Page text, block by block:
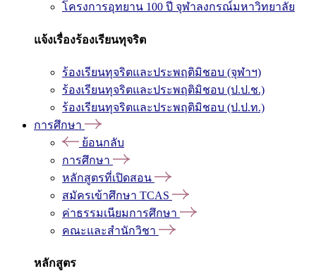
โครงการอุทยาน 100 ปี จุฬาลงกรณ์มหาวิทยาลัย
แจ้งเรื่องร้องเรียนทุจริต
ร้องเรียนทุจริตและประพฤติมิชอบ (จุฬาฯ)
ร้องเรียนทุจริตและประพฤติมิชอบ (ป.ป.ช.)
ร้องเรียนทุจริตและประพฤติมิชอบ (ป.ป.ท.)
การศึกษา
ย้อนกลับ
การศึกษา
หลักสูตรที่เปิดสอน
สมัครเข้าศึกษา TCAS
ค่าธรรมเนียมการศึกษา
คณะและสำนักวิชา
หลักสูตร